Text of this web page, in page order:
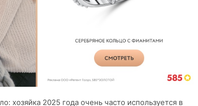
хозяйка 2025 года очень часто используется в